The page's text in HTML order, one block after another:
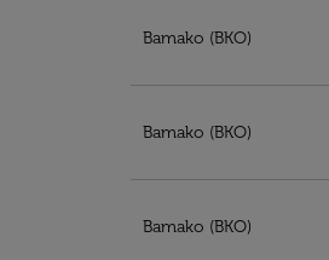
Bamako (BKO)
Bamako (BKO)
Bamako (BKO)